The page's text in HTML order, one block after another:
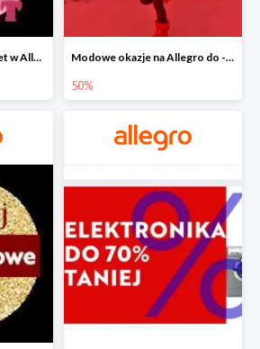
Prezenty na Dzień Kobiet w Allegro do -60% Modowe okazje na Allegro do -50%
50%